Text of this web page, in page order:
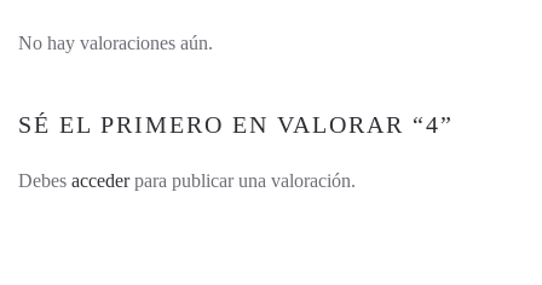
No hay valoraciones aún.
SÉ EL PRIMERO EN VALORAR “4”
Debes accederpara publicar una valoración.